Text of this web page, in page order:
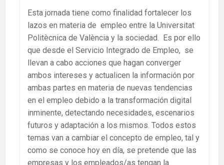
Esta jornada tiene como finalidad fortalecer los
lazos en materia de empleo entre la Universitat
Politècnica de València y la sociedad. Es por ello
que desde el Servicio Integrado de Empleo, se
llevan a cabo acciones que hagan converger
ambos intereses y actualicen la información por
ambas partes en materia de nuevas tendencias
en el empleo debido a la transformación digital
inminente, detectando necesidades, escenarios
futuros y adaptación a los mismos. Todos estos
temas van a cambiar el concepto de empleo, tal y
como se conoce hoy en día, se pretende que las
empresas y los empleados/as tengan la